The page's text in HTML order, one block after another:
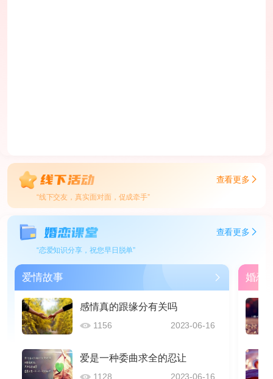
查看更多
“线下交友，真实面对面，促成牵手”
查看更多
“恋爱知识分享，祝您早日脱单”
爱情故事
感情真的跟缘分有关吗
1156 2023-06-16
爱是一种委曲求全的忍让
1128 2023-06-16
婚恋